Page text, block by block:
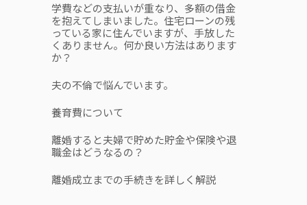
学費などの支払いが重なり、多額の借金
を抱えてしまいました。住宅ローンの残
っている家に住んでいますが、手放した
くありません。何か良い方法はあります
か？
夫の不倫で悩んでいます。
養育費について
離婚すると夫婦で貯めた貯金や保険や退
職金はどうなるの？
離婚成立までの手続きを詳しく解説